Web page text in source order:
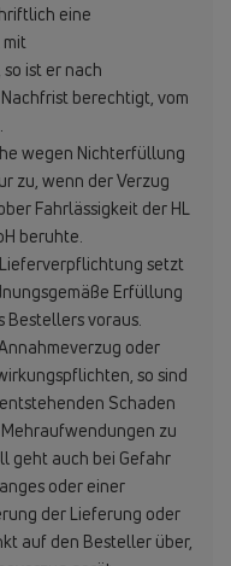
eine
mit
ist er nach
berechtigt, vom
wegen Nichterfüllung
zu, wenn der Verzug
Fahrlässigkeit der HL
beruhte.
setzt
Erfüllung
Bestellers voraus.
oder
so sind
Schaden
zu
geht auch bei Gefahr
oder einer
der Lieferung oder
auf den Besteller über,